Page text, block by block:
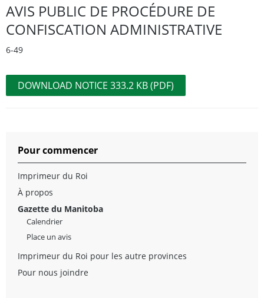
AVIS PUBLIC DE PROCÉDURE DE
CONFISCATION ADMINISTRATIVE
6-49
DOWNLOAD NOTICE 333.2 KB (PDF)
Pour commencer
Imprimeur du Roi
À propos
Gazette du Manitoba
Calendrier
Place un avis
Imprimeur du Roi pour les autre provinces
Pour nous joindre